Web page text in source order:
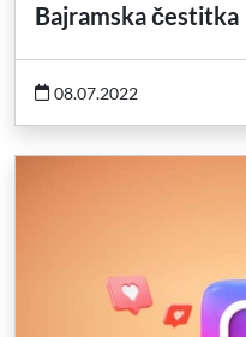
Bajramska čestitka
08.07.2022